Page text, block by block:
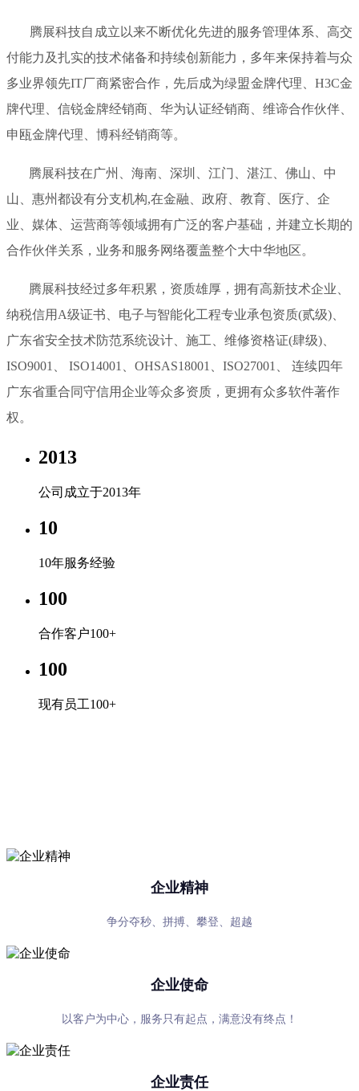
腾展科技自成立以来不断优化先进的服务管理体系、高交
付能力及扎实的技术储备和持续创新能力，多年来保持着与众
多业界领先IT厂商紧密合作，先后成为绿盟金牌代理、H3C金
牌代理、信锐金牌经销商、华为认证经销商、维谛合作伙伴、
申瓯金牌代理、博科经销商等。
腾展科技在广州、海南、深圳、江门、湛江、佛山、中
山、惠州都设有分支机构,在金融、政府、教育、医疗、企
业、媒体、运营商等领域拥有广泛的客户基础，并建立长期的
合作伙伴关系，业务和服务网络覆盖整个大中华地区。
腾展科技经过多年积累，资质雄厚，拥有高新技术企业、
纳税信用A级证书、电子与智能化工程专业承包资质(贰级)、
广东省安全技术防范系统设计、施工、维修资格证(肆级)、
ISO9001、 ISO14001、OHSAS18001、ISO27001、 连续四年
广东省重合同守信用企业等众多资质，更拥有众多软件著作
权。
2013
公司成立于2013年
10
10年服务经验
100
合作客户100+
100
现有员工100+
企业精神
争分夺秒、拼搏、攀登、超越
企业使命
以客户为中心，服务只有起点，满意没有终点！
企业责任